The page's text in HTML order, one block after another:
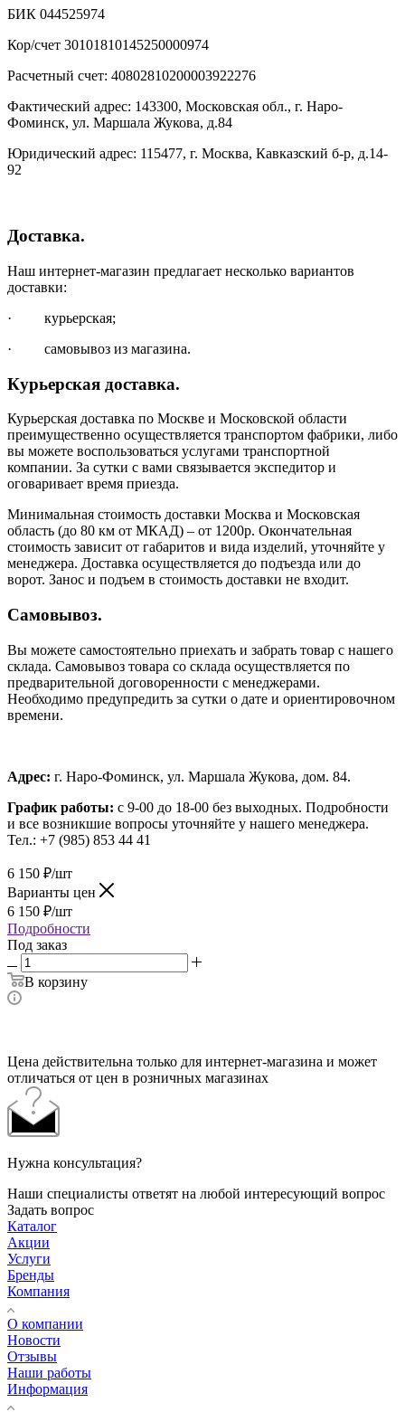
БИК 044525974
Кор/счет 30101810145250000974
Расчетный счет: 40802810200003922276
Фактический адрес: 143300, Московская обл., г. Наро-
Фоминск, ул. Маршала Жукова, д.84
Юридический адрес: 115477, г. Москва, Кавказский б-р, д.14-
92
Доставка.
Наш интернет-магазин предлагает несколько вариантов
доставки:
· курьерская;
· самовывоз из магазина.
Курьерская доставка.
Курьерская доставка по Москве и Московской области
преимущественно осуществляется транспортом фабрики, либо
вы можете воспользоваться услугами транспортной
компании. За сутки с вами связывается экспедитор и
оговаривает время приезда.
Минимальная стоимость доставки Москва и Московская
область (до 80 км от МКАД) – от 1200р. Окончательная
стоимость зависит от габаритов и вида изделий, уточняйте у
менеджера. Доставка осуществляется до подъезда или до
ворот. Занос и подъем в стоимость доставки не входит.
Самовывоз.
Вы можете самостоятельно приехать и забрать товар с нашего
склада. Самовывоз товара со склада осуществляется по
предварительной договоренности с менеджерами.
Необходимо предупредить за сутки о дате и ориентировочном
времени.
Адрес: г. Наро-Фоминск, ул. Маршала Жукова, дом. 84.
График работы: с 9-00 до 18-00 без выходных. Подробности
и все возникшие вопросы уточняйте у нашего менеджера.
Тел.: +7 (985) 853 44 41
6 150 ₽/шт
Варианты цен
6 150 ₽/шт
Подробности
Под заказ
В корзину
Цена действительна только для интернет-магазина и может
отличаться от цен в розничных магазинах
Нужна консультация?
Наши специалисты ответят на любой интересующий вопрос
Задать вопрос
Каталог
Акции
Услуги
Бренды
Компания
О компании
Новости
Отзывы
Наши работы
Информация